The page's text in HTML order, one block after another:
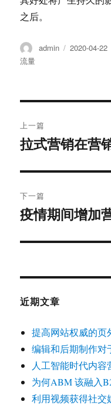
之后。
作
admin
发
2020-04-22
流量
章
航
上一篇
上
文
章：
拉式营销在营
下一篇
下
文
疫情期间增加
近期文章
提高网站权威的页
编辑和后期制作对
人工智能时代内容
为何ABM 该融入
利用视频获得社交